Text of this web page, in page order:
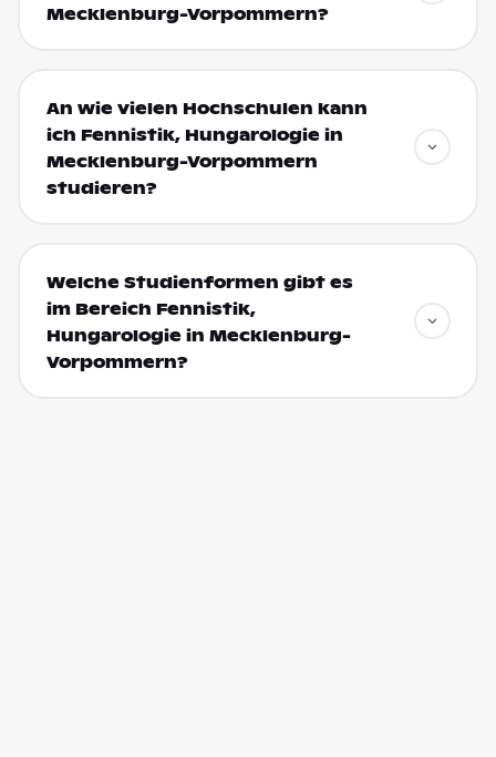
Mecklenburg-Vorpommern?
An wie vielen Hochschulen kann
ich Fennistik, Hungarologie in
Mecklenburg-Vorpommern
studieren?
Welche Studienformen gibt es
im Bereich Fennistik,
Hungarologie in Mecklenburg-
Vorpommern?